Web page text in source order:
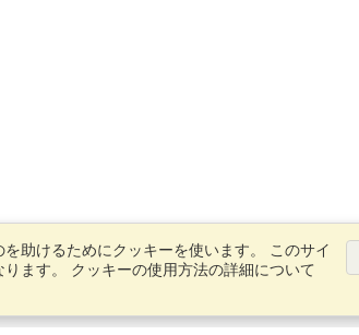
助けるためにクッキーを使います。 このサイ
ます。 クッキーの使用方法の詳細について